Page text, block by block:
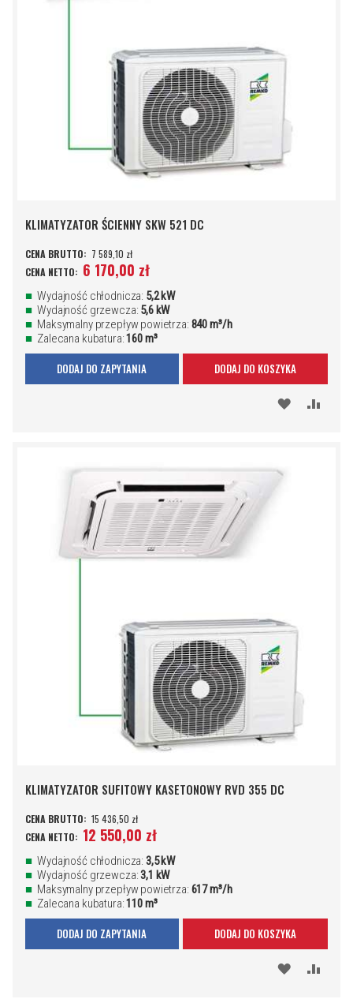
KLIMATYZATOR ŚCIENNY SKW 521 DC
7 589,10 zł
6 170,00 zł
Wydajność chłodnicza: 5,2 kW
Wydajność grzewcza: 5,6 kW
Maksymalny przepływ powietrza: 840 m³/h
Zalecana kubatura:160 m³
DODAJ DO KOSZYKA
DODAJ DO ZAPYTANIA
DODAJ
KLIMATYZATOR SUFITOWY KASETONOWY RVD 355 DC
15 436,50 zł
12 550,00 zł
Wydajność chłodnicza: 3,5 kW
Wydajność grzewcza:3,1 kW
Maksymalny przepływ powietrza: 617 m³/h
Zalecana kubatura:110 m³
DODAJ DO KOSZYKA
DODAJ DO ZAPYTANIA
DODAJ